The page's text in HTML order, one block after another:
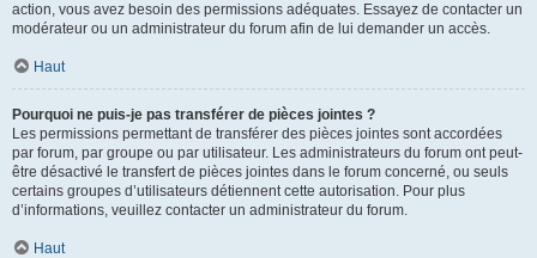
action, vous avez besoin des permissions adéquates. Essayez de contacter un
modérateur ou un administrateur du forum afin de lui demander un accès.
Haut
Pourquoi ne puis-je pas transférer de pièces jointes ?
Les permissions permettant de transférer des pièces jointes sont accordées
par forum, par groupe ou par utilisateur. Les administrateurs du forum ont peut-
être désactivé le transfert de pièces jointes dans le forum concerné, ou seuls
certains groupes d’utilisateurs détiennent cette autorisation. Pour plus
d’informations, veuillez contacter un administrateur du forum.
Haut